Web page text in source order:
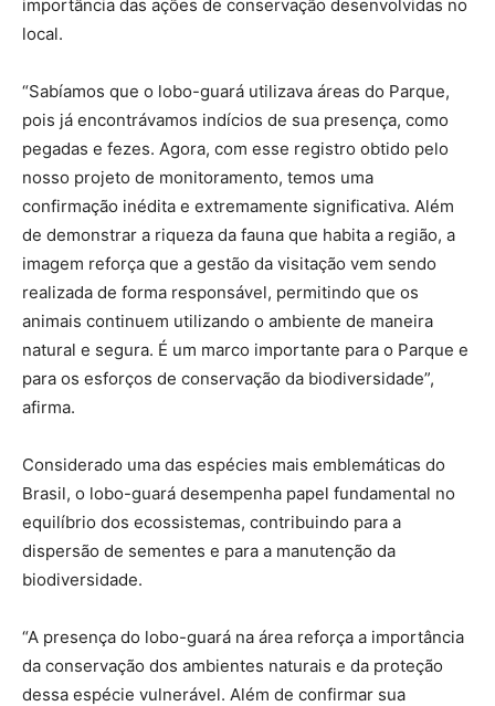
importância das ações de conservação desenvolvidas no
local.
“Sabíamos que o lobo-guará utilizava áreas do Parque,
pois já encontrávamos indícios de sua presença, como
pegadas e fezes. Agora, com esse registro obtido pelo
nosso projeto de monitoramento, temos uma
confirmação inédita e extremamente significativa. Além
de demonstrar a riqueza da fauna que habita a região, a
imagem reforça que a gestão da visitação vem sendo
realizada de forma responsável, permitindo que os
animais continuem utilizando o ambiente de maneira
natural e segura. É um marco importante para o Parque e
para os esforços de conservação da biodiversidade”,
afirma.
Considerado uma das espécies mais emblemáticas do
Brasil, o lobo-guará desempenha papel fundamental no
equilíbrio dos ecossistemas, contribuindo para a
dispersão de sementes e para a manutenção da
biodiversidade.
“A presença do lobo-guará na área reforça a importância
da conservação dos ambientes naturais e da proteção
dessa espécie vulnerável. Além de confirmar sua